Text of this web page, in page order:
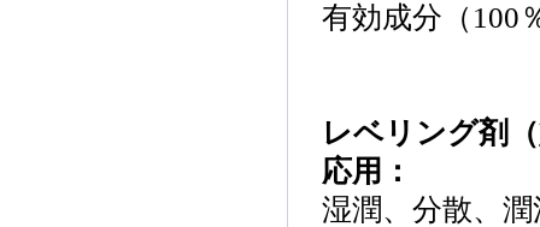
有効成分（ 100
レベリング剤 （
応用 ：
湿潤、分散、